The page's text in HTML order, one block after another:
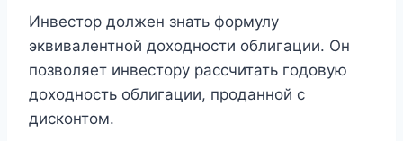
Инвестор должен знать формулу
эквивалентной доходности облигации. Он
позволяет инвестору рассчитать годовую
доходность облигации, проданной с
дисконтом.